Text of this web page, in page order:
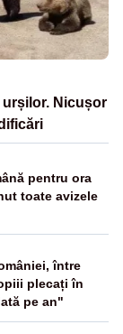
urșilor. Nicușor
pentru ora
toate avizele
între
plecați în
pe an"